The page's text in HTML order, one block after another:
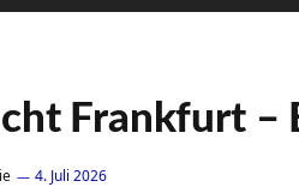
Frankfurt –
4. Juli 2026